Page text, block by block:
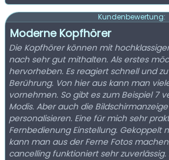
Kundenbewertung:
Moderne Kopfhörer
Die Kopfhörer können mit
nach sehr gut mithalten. Als erstes
hervorheben. Es reagiert schnell und
Berührung. Von hier aus kann man
vornehmen. So gibt es zum Beispiel 7
Modis. Aber auch die
personalisieren. Eine für mich sehr
Fernbedienung Einstellung. Gekoppelt
kann man aus der Ferne Fotos
cancelling funktioniert sehr zuverlässig.